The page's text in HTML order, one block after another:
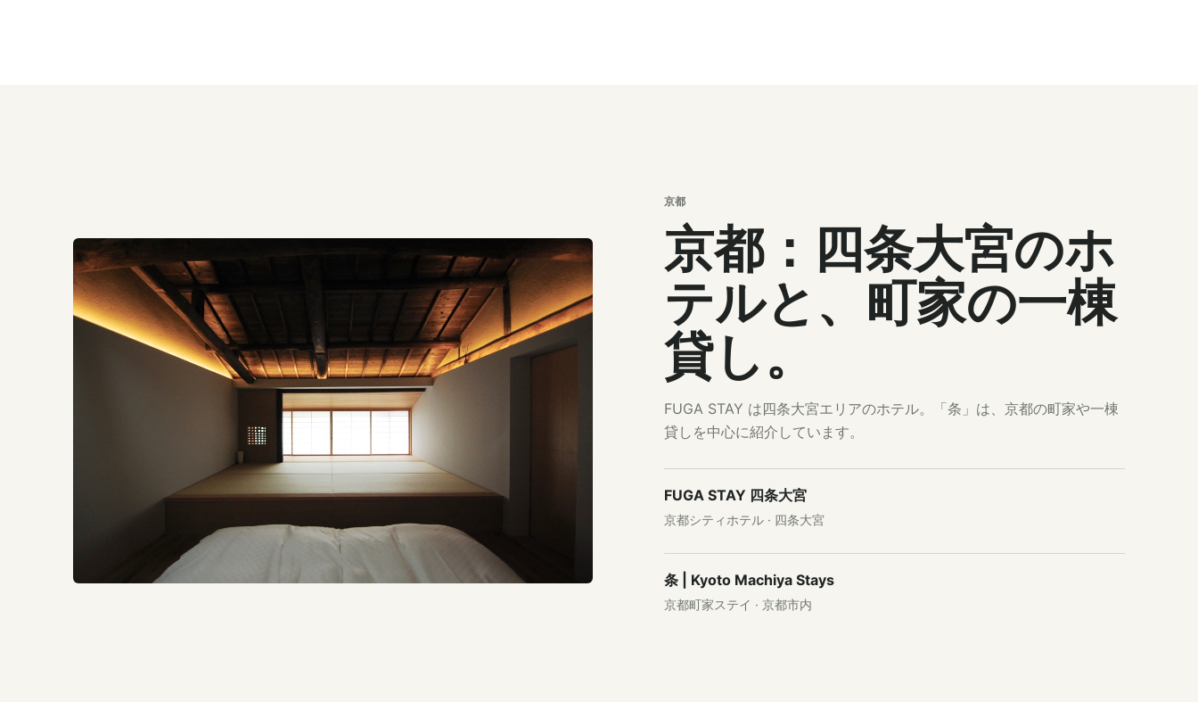
京都
京都：四条大宮のホ
テルと、町家の一棟
貸し。
FUGA STAY は四条大宮エリアのホテル。「条」は、京都の町家や一棟
貸しを中心に紹介しています。
FUGA STAY 四条大宮
京都シティホテル · 四条大宮
条 | Kyoto Machiya Stays
京都町家ステイ · 京都市内